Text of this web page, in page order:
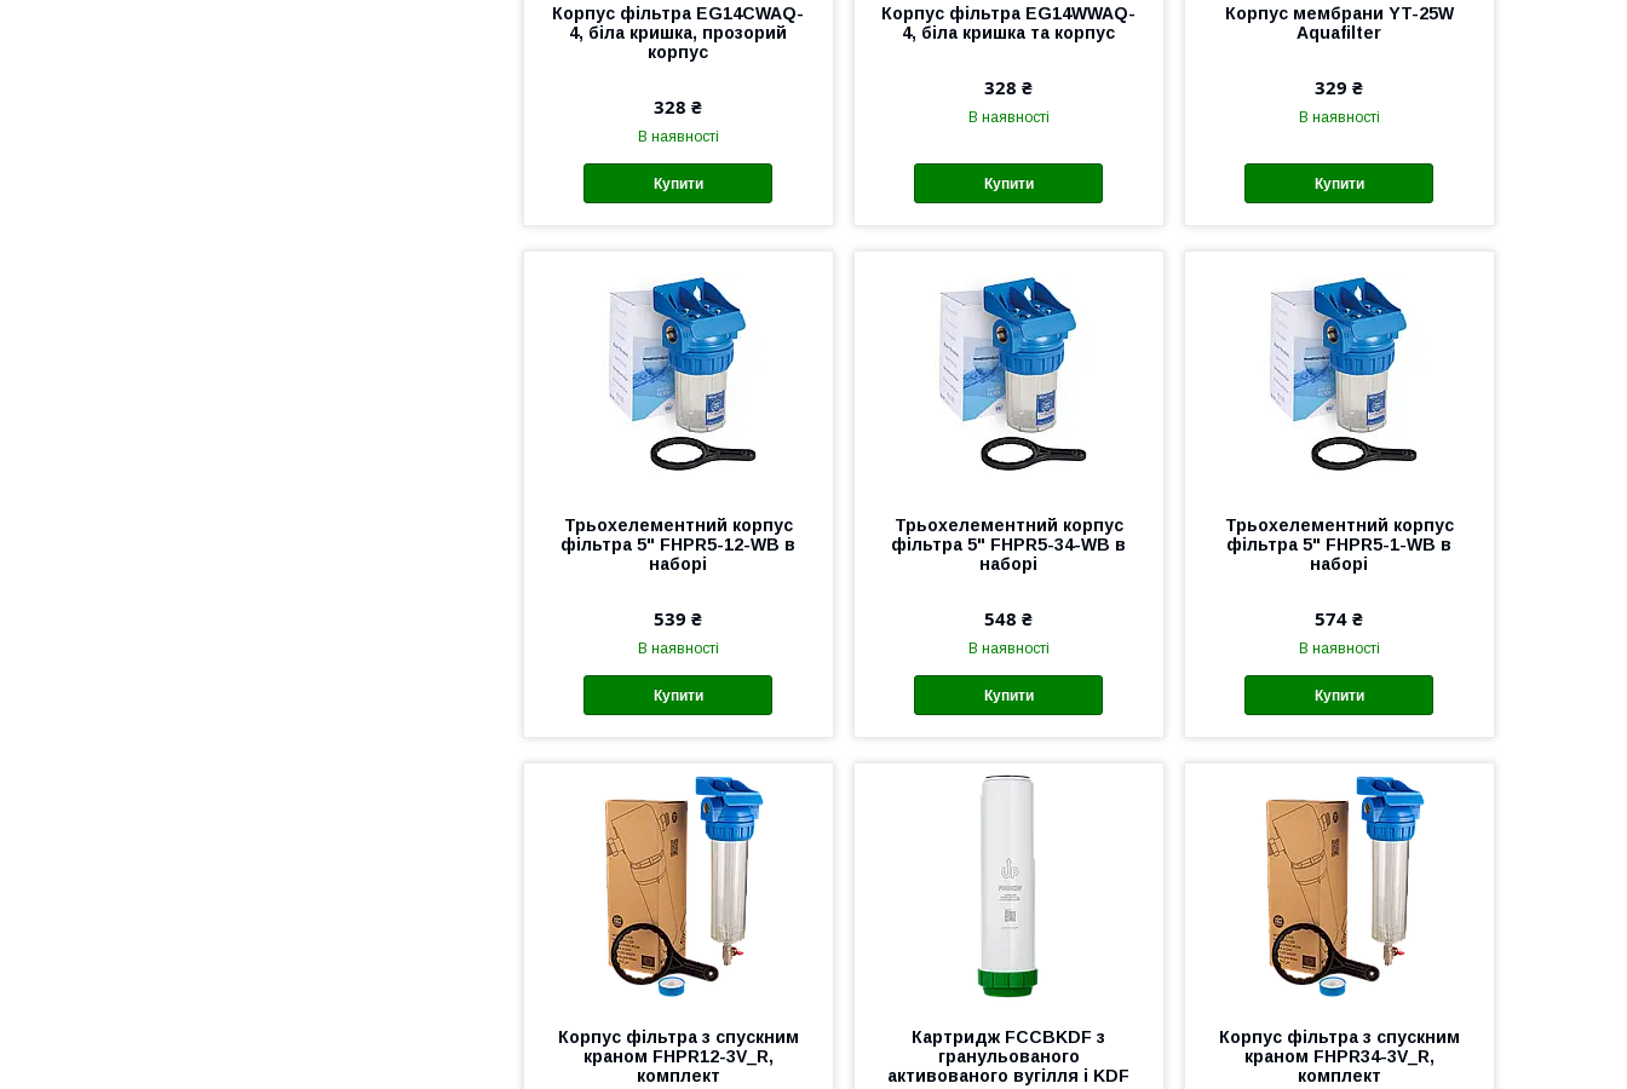
Корпус фільтра EG14CWAQ-
4, біла кришка, прозорий
корпус
328 ₴
В наявності
Купити
Корпус фільтра EG14WWAQ-
4, біла кришка та корпус
328 ₴
В наявності
Купити
Корпус мембрани YT-25W
Aquafilter
329 ₴
В наявності
Купити
Трьохелементний корпус
фільтра 5" FHPR5-12-WB в
наборі
539 ₴
В наявності
Купити
Трьохелементний корпус
фільтра 5" FHPR5-34-WB в
наборі
548 ₴
В наявності
Купити
Трьохелементний корпус
фільтра 5" FHPR5-1-WB в
наборі
574 ₴
В наявності
Купити
Корпус фільтра з спускним
краном FHPR12-3V_R,
комплект
Картридж FCCBKDF з
гранульованого
активованого вугілля і KDF
Корпус фільтра з спускним
краном FHPR34-3V_R,
комплект